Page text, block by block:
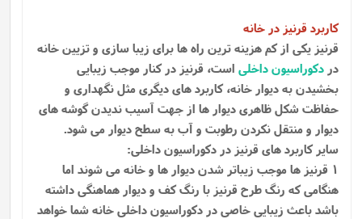
کاربرد قرنیز در خانه
قرنیز یکی از کم هزینه ترین راه ها برای زیبا سازی و تزیین خانه
در دکوراسیون داخلی است، قرنیز در کنار موجب زیبایی
بخشیدن به دیوار خانه، کاربرد های دیگری مثل نگهداری و
حفاظت شکل ظاهری دیوار ها از جهت آسیب ندیدن گوشه ‌های
دیوار و منتقل نکردن رطوبت و آب به سطح دیوار می‌ شود.
سایر کاربرد های قرنیز در دکوراسیون داخلی:
1 قرنیز ها موجب زیباتر شدن دیوار ها و خانه می شوند اما
هنگامی که رنگ طرح قرنیز با رنگ کف و دیوار هماهنگی داشته
باشد باعث زیبایی خاصی در دکوراسیون داخلی خانه شما خواهد